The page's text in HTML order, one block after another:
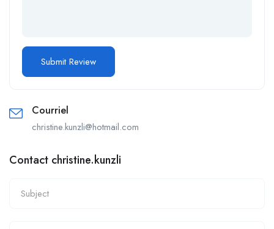
Courriel
christine.kunzli@hotmail.com
Contact christine.kunzli